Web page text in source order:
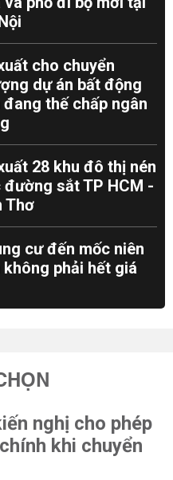
cho chuyển
dự án bất động
đang thế chấp ngân
28 khu đô thị nén
đường sắt TP HCM -
Thơ
cư đến mốc niên
không phải hết giá
nghị cho phép
khi chuyển